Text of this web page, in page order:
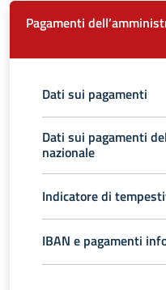
Pagamenti
Dati sui pagamenti
Dati sui pagamenti
nazionale
Indicatore di
IBAN e pagamenti